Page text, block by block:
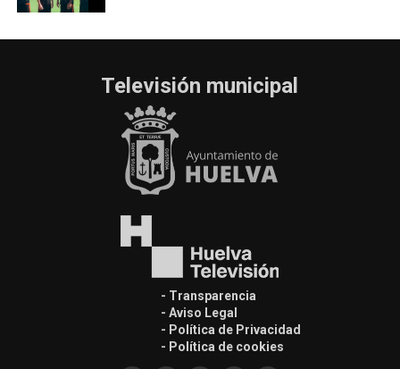
Televisión municipal
- Transparencia
- Aviso Legal
- Política de Privacidad
- Política de cookies